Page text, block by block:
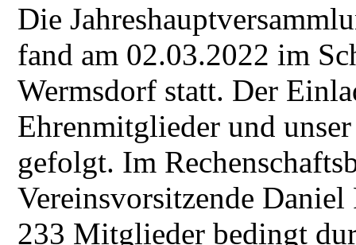
Die
fand am 02.03.2022 im
Wermsdorf statt. Der
Ehrenmitglieder und
gefolgt. Im
Vereinsvorsitzende Daniel
233 Mitglieder bedingt